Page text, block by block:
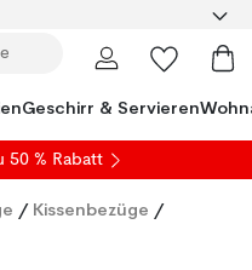
Geschirr & Servieren
50 % Rabatt
/ Kissenbezüge /